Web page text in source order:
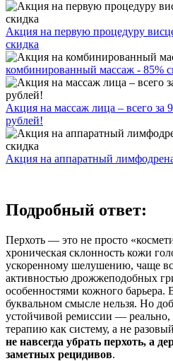
Акция на первую процедуру
скидка
комбинированный массаж - 85%
Акция на массаж лица – всего за
рублей!
Акция на аппаратный
Подробный ответ:
Перхоть — это не просто
хроническая склонность кожи
ускоренному шелушению, чаще
активностью дрожжеподобных
особенностями кожного барьера.
буквальном смысле нельзя. Но
устойчивой ремиссии — реально,
терапию как систему, а не
не навсегда убрать перхоть, а
заметных рецидивов.